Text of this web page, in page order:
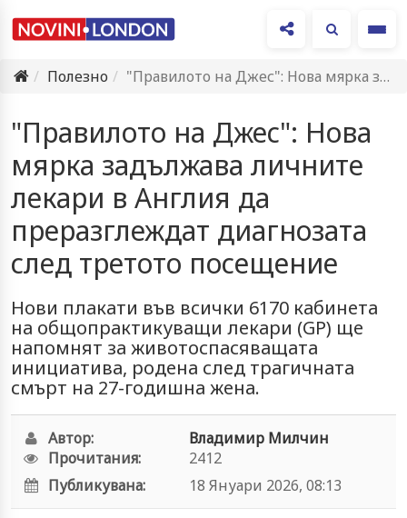
Полезно
"Правилото на Джес": Нова мярка задължава личните лекари в Англия…
"Правилото на Джес": Нова
мярка задължава личните
лекари в Англия да
преразглеждат диагнозата
след третото посещение
Нови плакати във всички 6170 кабинета
на общопрактикуващи лекари (GP) ще
напомнят за животоспасяващата
инициатива, родена след трагичната
смърт на 27-годишна жена.
Автор:
Владимир Милчин
Прочитания:
2412
Публикувана:
18 Януари 2026, 08:13